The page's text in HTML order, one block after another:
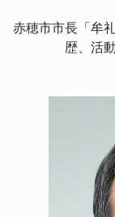
赤穂市市長「牟
歴、活